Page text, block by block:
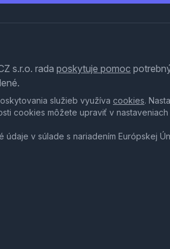
s.r.o. rada poskytuje pomoc
služieb využíva cookies.
cookies môžete upraviť v nastaveniach
údaje v súlade s nariadením Európskej